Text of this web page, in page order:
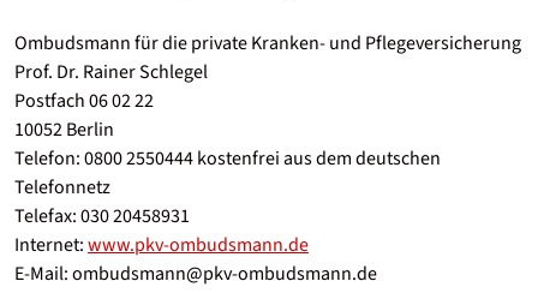
Ombudsmann für die private Kranken- und Pflegeversicherung
Prof. Dr. Rainer Schlegel
Postfach 06 02 22
10052 Berlin
Telefon: 0800 2550444 kostenfrei aus dem deutschen
Telefonnetz
Telefax: 030 20458931
Internet:www.pkv-ombudsmann.de
E-Mail: ombudsmann@pkv-ombudsmann.de